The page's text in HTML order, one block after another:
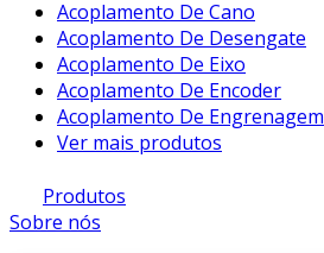
Acoplamento De Cano
Acoplamento De Desengate
Acoplamento De Eixo
Acoplamento De Encoder
Acoplamento De Engrenagem
Ver mais produtos
Produtos
Sobre nós